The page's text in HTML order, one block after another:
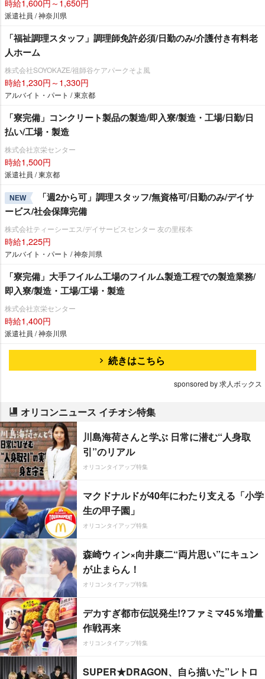
時給1,600円～1,650円
派遣社員 / 神奈川県
「福祉調理スタッフ」調理師免許必須/日勤のみ/介護付き有料老
人ホーム
株式会社SOYOKAZE/祖師谷ケアパークそよ風
時給1,230円～1,330円
アルバイト・パート / 東京都
「寮完備」コンクリート製品の製造/即入寮/製造・工場/日勤/日
払い/工場・製造
株式会社京栄センター
時給1,500円
派遣社員 / 東京都
NEW
「週2から可」調理スタッフ/無資格可/日勤のみ/デイサ
ービス/社会保障完備
株式会社ティーシーエス/デイサービスセンター 友の里桜本
時給1,225円
アルバイト・パート / 神奈川県
「寮完備」大手フイルム工場のフイルム製造工程での製造業務/
即入寮/製造・工場/工場・製造
株式会社京栄センター
時給1,400円
派遣社員 / 神奈川県
続きはこちら
sponsored by 求人ボックス
オリコンニュース イチオシ特集
川島海荷さんと学ぶ 日常に潜む“人身取
引”のリアル
オリコンタイアップ特集
マクドナルドが40年にわたり支える「小学
生の甲子園」
オリコンタイアップ特集
森崎ウィン×向井康二“両片思い”にキュン
が止まらん！
オリコンタイアップ特集
デカすぎ都市伝説発生!?ファミマ45％増量
作戦再来
オリコンタイアップ特集
SUPER★DRAGON、自ら描いた”レトロ